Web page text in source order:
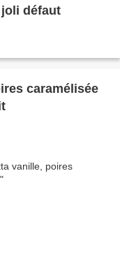
défaut
caramélisée